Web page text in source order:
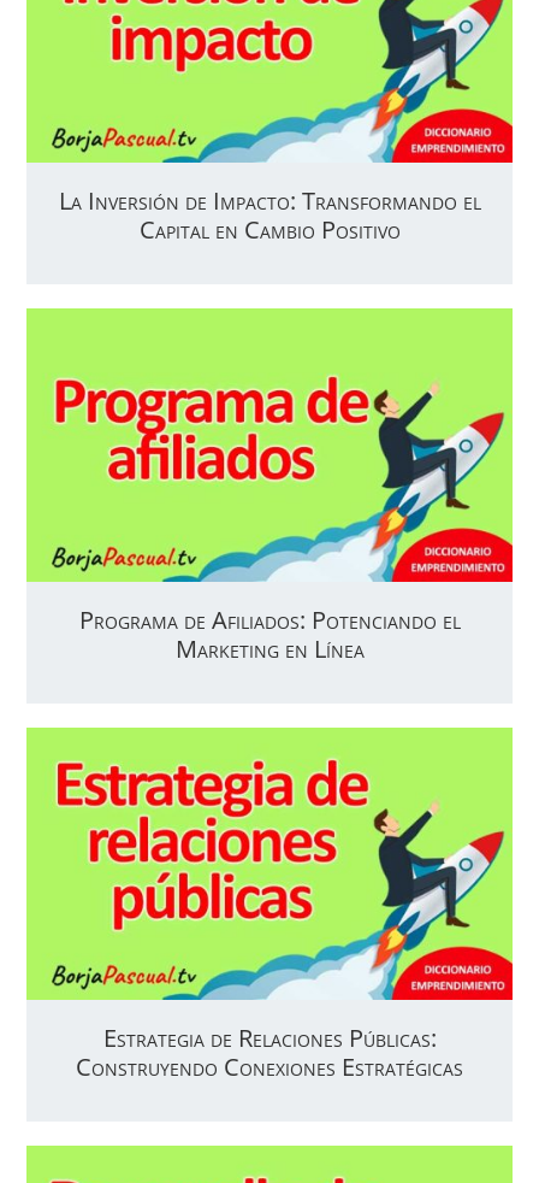
La Inversión de Impacto: Transformando el
Capital en Cambio Positivo
Programa de Afiliados: Potenciando el
Marketing en Línea
Estrategia de Relaciones Públicas:
Construyendo Conexiones Estratégicas